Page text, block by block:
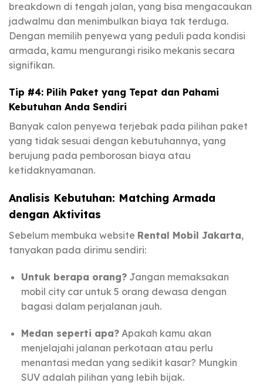
breakdown di tengah jalan, yang bisa mengacaukan
jadwalmu dan menimbulkan biaya tak terduga.
Dengan memilih penyewa yang peduli pada kondisi
armada, kamu mengurangi risiko mekanis secara
signifikan.
Tip #4: Pilih Paket yang Tepat dan Pahami
Kebutuhan Anda Sendiri
Banyak calon penyewa terjebak pada pilihan paket
yang tidak sesuai dengan kebutuhannya, yang
berujung pada pemborosan biaya atau
ketidaknyamanan.
Analisis Kebutuhan: Matching Armada
dengan Aktivitas
Sebelum membuka website Rental Mobil Jakarta,
tanyakan pada dirimu sendiri:
Untuk berapa orang?Jangan memaksakan
mobil city car untuk 5 orang dewasa dengan
bagasi dalam perjalanan jauh.
Medan seperti apa?Apakah kamu akan
menjelajahi jalanan perkotaan atau perlu
menantasi medan yang sedikit kasar? Mungkin
SUV adalah pilihan yang lebih bijak.